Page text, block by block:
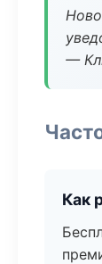
—
Как